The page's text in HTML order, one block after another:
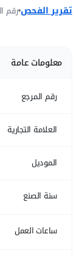
تقرير الفحصرقم
معلومات عامة
رقم المرجع
العلامة التجارية
الموديل
سنة الصنع
ساعات العمل